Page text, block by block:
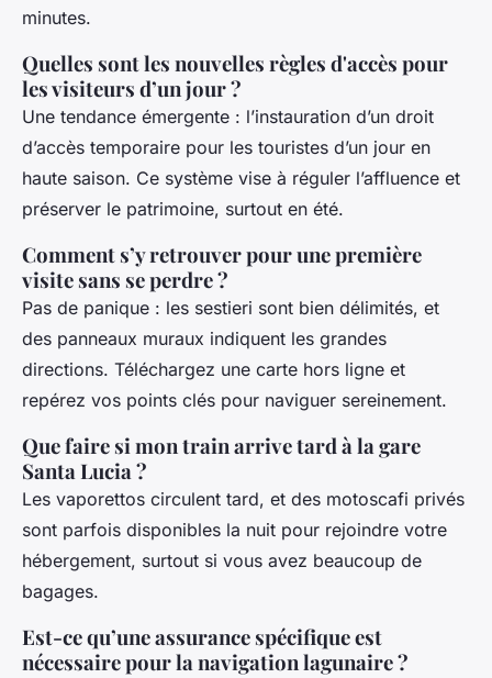
minutes.
Quelles sont les nouvelles règles d'accès pour
les visiteurs d’un jour ?
Une tendance émergente : l’instauration d’un droit
d’accès temporaire pour les touristes d’un jour en
haute saison. Ce système vise à réguler l’affluence et
préserver le patrimoine, surtout en été.
Comment s’y retrouver pour une première
visite sans se perdre ?
Pas de panique : les sestieri sont bien délimités, et
des panneaux muraux indiquent les grandes
directions. Téléchargez une carte hors ligne et
repérez vos points clés pour naviguer sereinement.
Que faire si mon train arrive tard à la gare
Santa Lucia ?
Les vaporettos circulent tard, et des motoscafi privés
sont parfois disponibles la nuit pour rejoindre votre
hébergement, surtout si vous avez beaucoup de
bagages.
Est-ce qu’une assurance spécifique est
nécessaire pour la navigation lagunaire ?